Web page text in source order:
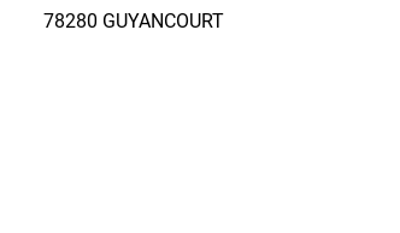
78280 GUYANCOURT